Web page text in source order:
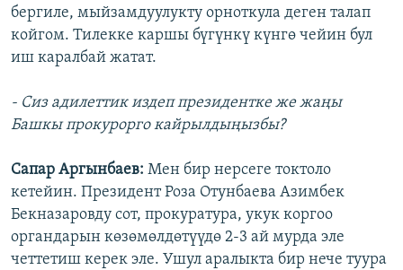
бергиле, мыйзамдуулукту орноткула деген талап
койгом. Тилекке каршы бүгүнкү күнгө чейин бул
иш каралбай жатат.
- Сиз адилеттик издеп президентке же жаңы
Башкы прокурорго кайрылдыңызбы?
Сапар Аргынбаев: Мен бир нерсеге токтоло
кетейин. Президент Роза Отунбаева Азимбек
Бекназаровду сот, прокуратура, укук коргоо
органдарын көзөмөлдөтүүдө 2-3 ай мурда эле
четтетиш керек эле. Ушул аралыкта бир нече туура